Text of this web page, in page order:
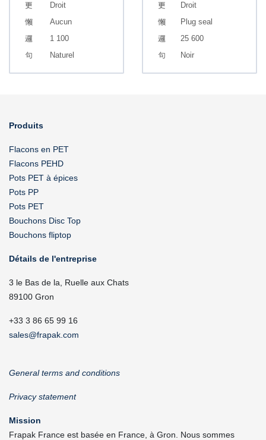
Droit
Aucun
1 100
Naturel
Droit
Plug seal
25 600
Noir
Produits
Flacons en PET
Flacons PEHD
Pots PET à épices
Pots PP
Pots PET
Bouchons Disc Top
Bouchons fliptop
Détails de l'entreprise
3 le Bas de la, Ruelle aux Chats
89100 Gron
+33 3 86 65 99 16
sales@frapak.com
General terms and conditions
Privacy statement
Mission
Frapak France est basée en France, à Gron. Nous sommes